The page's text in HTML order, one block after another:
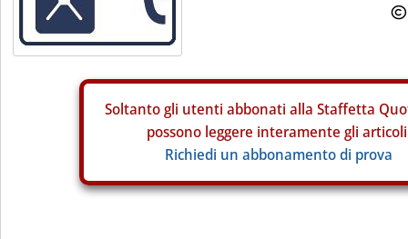
Soltanto gli utenti abbonati alla Staffetta
possono leggere interamente gli
Richiedi un abbonamento di prova